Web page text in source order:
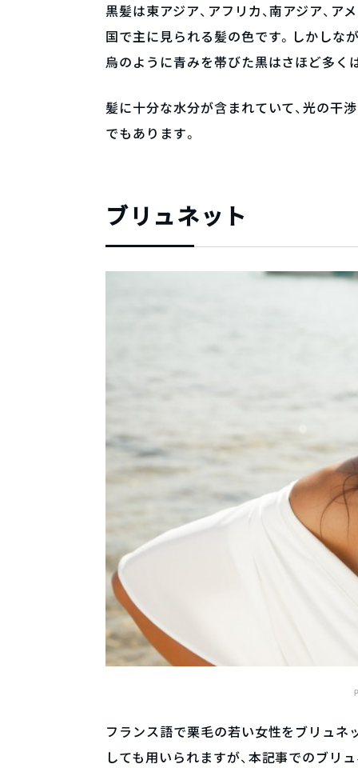
黒髪は東アジア、アフリカ、南アジア、ア
国で主に見られる髪の色です。しかしな
烏のように青みを帯びた黒はさほど多く
髪に十分な水分が含まれていて、光の干
でもあります。
ブリュネット
フランス語で栗毛の若い女性をブリュネ
しても用いられますが、本記事でのブリ